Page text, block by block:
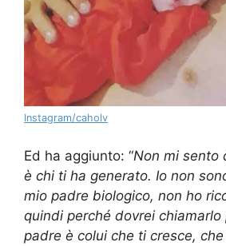
Instagram/caholv
Ed ha aggiunto: “Non mi sento
è chi ti ha generato. Io non
mio padre biologico, non ho
quindi perché dovrei chiamarlo
padre è colui che ti cresce,